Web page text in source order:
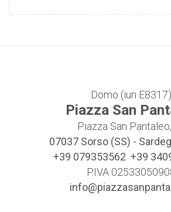
Domo (iun E8317)
Piazza San
Piazza San
07037 Sorso (SS) -
+39 079353562 +39
P.IVA